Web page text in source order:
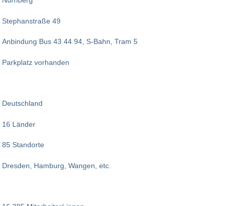
Stephanstraße 49
Anbindung Bus 43 44 94, S-Bahn, Tram 5
Parkplatz vorhanden
Deutschland
16 Länder
85 Standorte
Dresden, Hamburg, Wangen, etc.